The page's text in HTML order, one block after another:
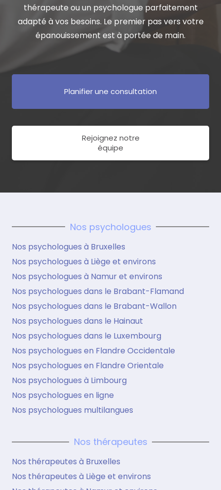
thérapeute ou un psychologue parfaitement
adapté à vos besoins. Le premier pas vers votre
épanouissement est à portée de main.
Planifier une consultation
Rejoignez notre
équipe
Nos psychologues
Nos psychologues à Bruxelles
Nos psychologues à Liège et environs
Nos psychologues à Namur et environs
Nos psychologues dans le Brabant-Flamand
Nos psychologues dans le Brabant-Wallon
Nos psychologues dans le Hainaut
Nos psychologues dans le Luxembourg
Nos psychologues en Flandre Occidentale
Nos psychologues en Flandre Orientale
Nos psychologues à Limbourg
Nos psychologues en ligne
Nos psychologues multilangues
Nos thérapeutes
Nos thérapeutes à Bruxelles
Nos thérapeutes à Liège et environs